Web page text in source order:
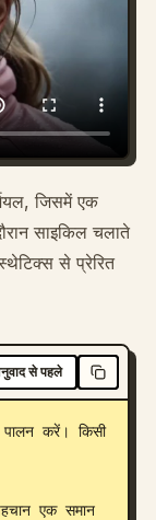
जिसमें एक
साइकिल चलाते
से प्रेरित
से पहले
करें। किसी
एक समान